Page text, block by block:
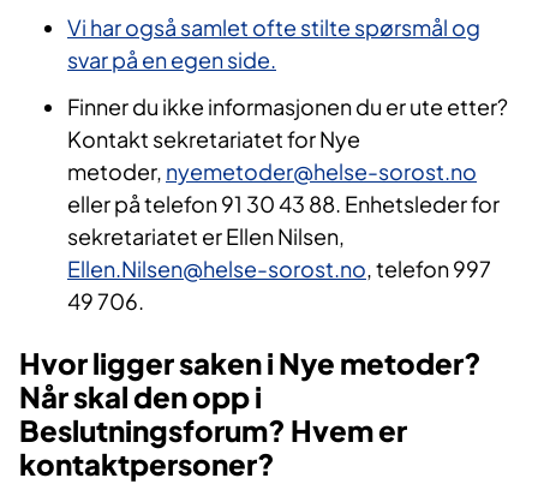
Vi har også samlet ofte stilte spørsmål og
svar på en egen side.
Finner du ikke informasjonen du er ute etter?
Kontakt sekretariatet for Nye
metoder, nyemetoder@helse-sorost.no
eller på telefon 91 30 43 88. Enhetsleder for
sekretariatet er Ellen Nilsen,
Ellen.Nilsen@helse-sorost.no, telefon 997
49 706.
Hvor ligger saken i Nye metoder?
Når skal den opp i
Beslutningsforum? Hvem er
kontaktpersoner?